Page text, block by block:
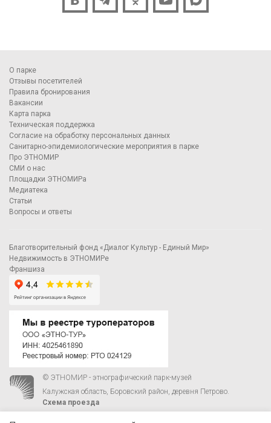
О парке
Отзывы посетителей
Правила бронирования
Вакансии
Карта парка
Техническая поддержка
Согласие на обработку персональных данных
Санитарно-эпидемиологические мероприятия в парке
Про ЭТНОМИР
СМИ о нас
Площадки ЭТНОМИРа
Медиатека
Статьи
Вопросы и ответы
Благотворительный фонд «Диалог Культур - Единый Мир»
Недвижимость в ЭТНОМИРе
Франшиза
© ЭТНОМИР - этнографический парк-музей
Калужская область, Боровский район, деревня Петрово.
Схема проезда